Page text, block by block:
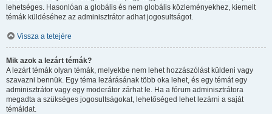
lehetséges. Hasonlóan a globális és nem globális közleményekhez, kiemelt
témák küldéséhez az adminisztrátor adhat jogosultságot.
Vissza a tetejére
Mik azok a lezárt témák?
A lezárt témák olyan témák, melyekbe nem lehet hozzászólást küldeni vagy
szavazni bennük. Egy téma lezárásának több oka lehet, és egy témát egy
adminisztrátor vagy egy moderátor zárhat le. Ha a fórum adminisztrátora
megadta a szükséges jogosultságokat, lehetőséged lehet lezárni a saját
témáidat.